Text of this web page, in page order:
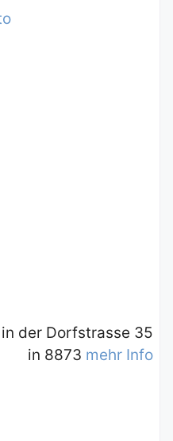
der Dorfstrasse 35
in 8873 mehr Info